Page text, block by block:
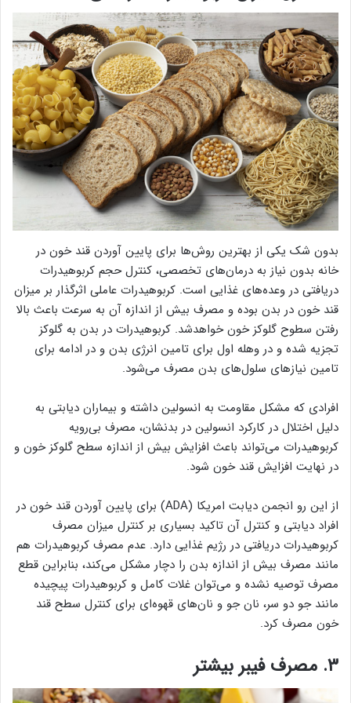
بدون شک یکی از بهترین روش‌ها برای پایین آوردن قند خون در
خانه بدون نیاز به درمان‌های تخصصی، کنترل حجم کربوهیدرات
دریافتی در وعده‌های غذایی است. کربوهیدرات عاملی اثرگذار بر میزان
قند خون در بدن بوده و مصرف بیش از اندازه آن به سرعت باعث بالا
رفتن سطوح گلوکز خون خواهدشد. کربوهیدرات در بدن به گلوکز
تجزیه شده و در وهله اول برای تامین انرژی بدن و در ادامه برای
تامین نیازهای سلول‌های بدن مصرف می‌شود.
افرادی که مشکل مقاومت به انسولین داشته و بیماران دیابتی به
دلیل اختلال در کارکرد انسولین در بدنشان، مصرف بی‌رویه
کربوهیدرات می‌تواند باعث افزایش بیش از اندازه سطح گلوکز خون و
در نهایت افزایش قند خون شود.
از این رو انجمن دیابت امریکا (ADA) برای پایین آوردن قند خون در
افراد دیابتی و کنترل آن تاکید بسیاری بر کنترل میزان مصرف
کربوهیدرات دریافتی در رژیم غذایی دارد. عدم مصرف کربوهیدرات هم
مانند مصرف بیش از اندازه بدن را دچار مشکل می‌کند، بنابراین قطع
مصرف توصیه نشده و می‌توان غلات کامل و کربوهیدرات پیچیده
مانند جو دو سر، نان جو و نان‌های قهوه‌ای برای کنترل سطح قند
خون مصرف کرد.
۳. مصرف فیبر بیشتر